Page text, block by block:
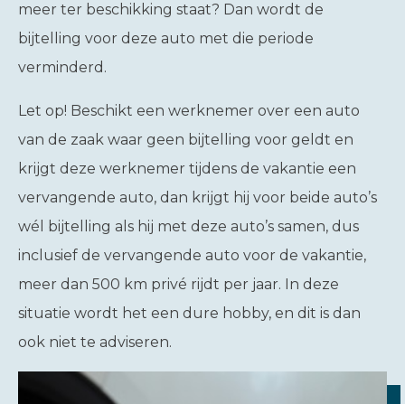
meer ter beschikking staat? Dan wordt de
bijtelling voor deze auto met die periode
verminderd.
Let op! Beschikt een werknemer over een auto
van de zaak waar geen bijtelling voor geldt en
krijgt deze werknemer tijdens de vakantie een
vervangende auto, dan krijgt hij voor beide auto’s
wél bijtelling als hij met deze auto’s samen, dus
inclusief de vervangende auto voor de vakantie,
meer dan 500 km privé rijdt per jaar. In deze
situatie wordt het een dure hobby, en dit is dan
ook niet te adviseren.